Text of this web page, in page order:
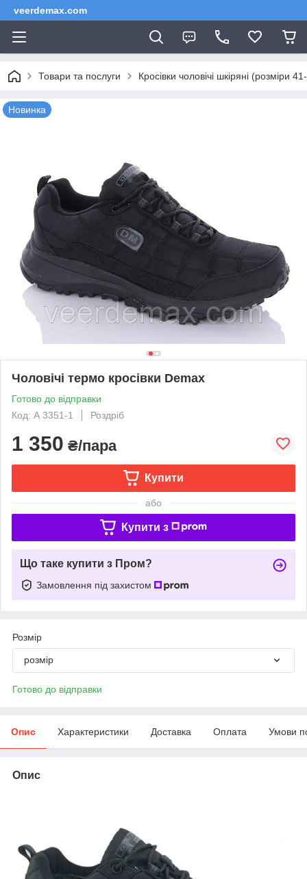
veerdemax.com
Товари та послуги Кросівки чоловічі шкіряні (розміри
Новинка
Чоловічі термо кросівки Demax
Готово до відправки
Код: А 3351-1
Роздріб
1 350 ₴/пара
Купити
або
Купити з
Що таке купити з Пром?
Замовлення під захистом
Розмір
розмір
Готово до відправки
Опис Характеристики Доставка Оплата Умови
Опис